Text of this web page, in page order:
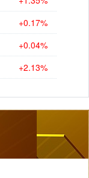
+0.17%
+0.04%
+2.13%